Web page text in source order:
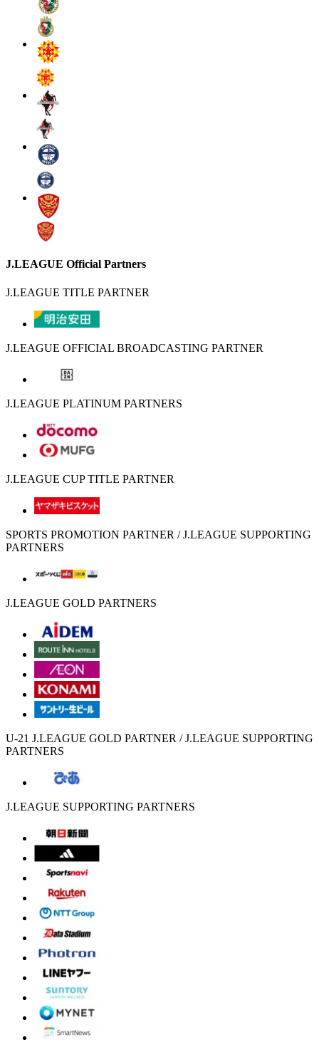
J.LEAGUE Official Partners
J.LEAGUE TITLE PARTNER
J.LEAGUE OFFICIAL BROADCASTING PARTNER
J.LEAGUE PLATINUM PARTNERS
J.LEAGUE CUP TITLE PARTNER
SPORTS PROMOTION PARTNER / J.LEAGUE SUPPORTING
PARTNERS
J.LEAGUE GOLD PARTNERS
U-21 J.LEAGUE GOLD PARTNER / J.LEAGUE SUPPORTING
PARTNERS
J.LEAGUE SUPPORTING PARTNERS